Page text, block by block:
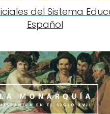
del Sistema
Español